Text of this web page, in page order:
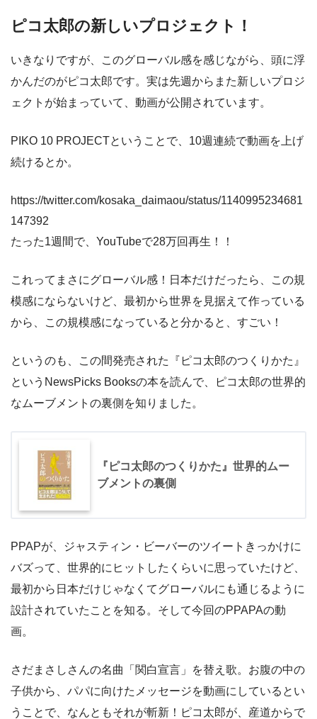
ピコ太郎の新しいプロジェクト！
いきなりですが、このグローバル感を感じながら、頭に浮
かんだのがピコ太郎です。実は先週からまた新しいプロジ
ェクトが始まっていて、動画が公開されています。
PIKO 10 PROJECTということで、10週連続で動画を上げ
続けるとか。
https://twitter.com/kosaka_daimaou/status/1140995234681
147392
たった1週間で、YouTubeで28万回再生！！
これってまさにグローバル感！日本だけだったら、この規
模感にならないけど、最初から世界を見据えて作っている
から、この規模感になっていると分かると、すごい！
というのも、この間発売された『ピコ太郎のつくりかた』
というNewsPicks Booksの本を読んで、ピコ太郎の世界的
なムーブメントの裏側を知りました。
『ピコ太郎のつくりかた』世界的ムー
ブメントの裏側
PPAPが、ジャスティン・ビーバーのツイートきっかけに
バズって、世界的にヒットしたくらいに思っていたけど、
最初から日本だけじゃなくてグローバルにも通じるように
設計されていたことを知る。そして今回のPPAPAの動
画。
さだまさしさんの名曲「関白宣言」を替え歌。お腹の中の
子供から、パパに向けたメッセージを動画にしているとい
うことで、なんともそれが斬新！ピコ太郎が、産道からで